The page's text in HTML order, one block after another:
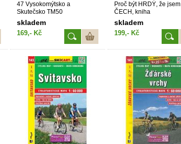
47 Vysokomýtsko a
Skutečsko TM50
skladem
169,- Kč
Proč být HRDÝ, že jsem
ČECH, kniha
skladem
199,- Kč